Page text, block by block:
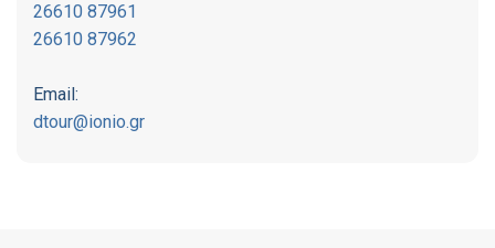
26610 87961
26610 87962
Email:
dtour@ionio.gr